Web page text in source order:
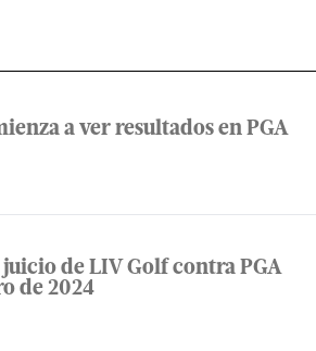
a ver resultados en PGA
juicio de LIV Golf contra PGA
de 2024